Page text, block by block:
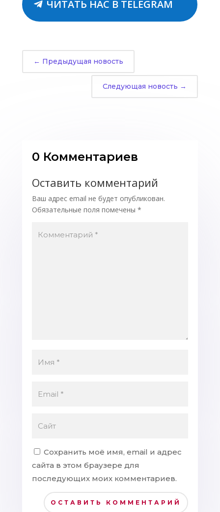
ЧИТАТЬ НАС В TELEGRAM
← Предыдущая новость
Следующая новость →
0 Комментариев
Оставить комментарий
Ваш адрес email не будет опубликован.
Обязательные поля помечены *
Сохранить моё имя, email и адрес
сайта в этом браузере для
последующих моих комментариев.
ОСТАВИТЬ КОММЕНТАРИЙ